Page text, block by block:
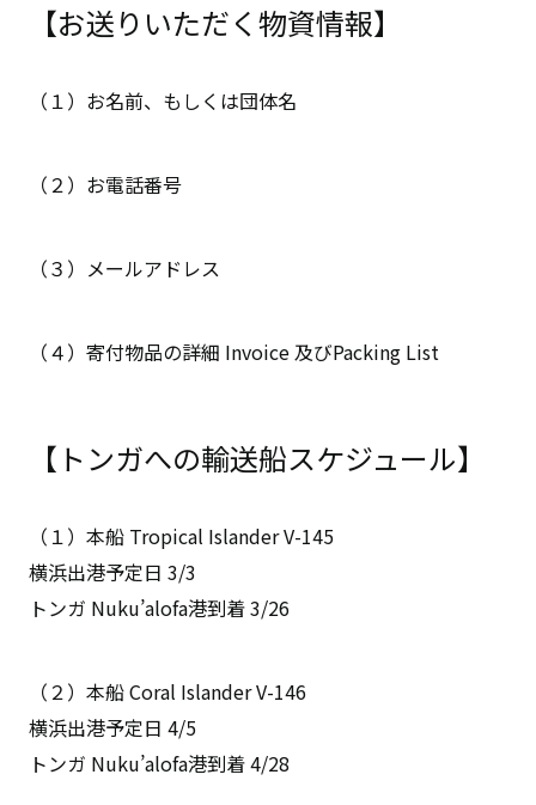
【お送りいただく物資情報】
（１）お名前、もしくは団体名
（２）お電話番号
（３）メールアドレス
（４）寄付物品の詳細 Invoice 及びPacking List
【トンガへの輸送船スケジュール】
（１）本船 Tropical Islander V-145
横浜出港予定日 3/3
トンガ Nuku’alofa港到着 3/26
（２）本船 Coral Islander V-146
横浜出港予定日 4/5
トンガ Nuku’alofa港到着 4/28